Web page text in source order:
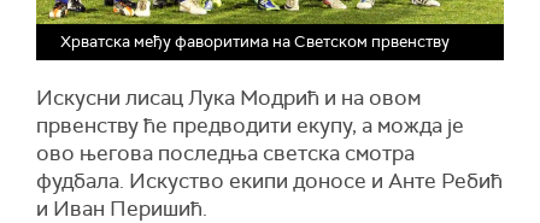
Хрватска међу фаворитима на Светском првенству
Искусни лисац Лука Модрић и на овом
првенству ће предводити екупу, а можда је
ово његова последња светска смотра
фудбала. Искуство екипи доносе и Анте Ребић
и Иван Перишић.